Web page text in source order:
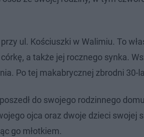
ul. Kościuszki w Walimiu. To
a także jej rocznego synka.
Po tej makabrycznej zbrodni 30-
do swojego rodzinnego
ojca oraz dwoje dzieci swojej
go młotkiem.